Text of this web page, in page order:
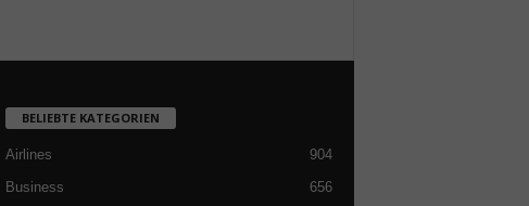
BELIEBTE KATEGORIEN
Airlines
904
Business
656